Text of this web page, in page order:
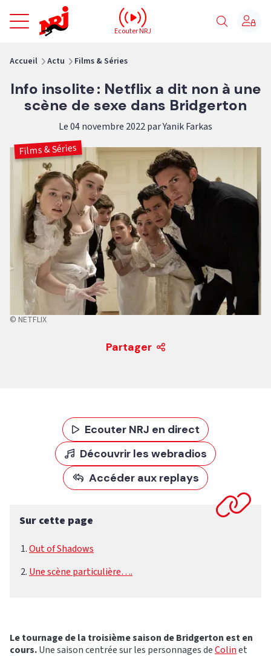
NRJ - Accueil
Ecouter NRJ
Accueil Actu Films & Séries
Info insolite : Netflix a dit non à une
scène de sexe dans Bridgerton
Le 04 novembre 2022 par Yanik Farkas
Films & Séries
© NETFLIX
Partager
Ecouter NRJ en direct
Découvrir les webradios
Accéder aux replays
Sur cette page
Out of Shadows
Une scène particulière….
Le tournage de la troisième saison de Bridgerton est en
cours.Une saison centrée sur les personnages deColinet